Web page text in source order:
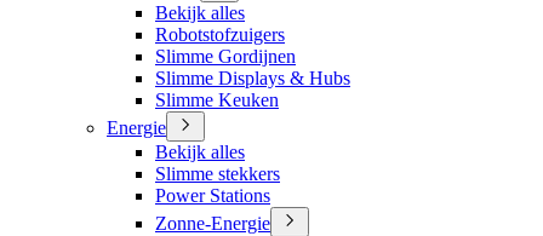
Bekijk alles
Robotstofzuigers
Slimme Gordijnen
Slimme Displays & Hubs
Slimme Keuken
Energie
Bekijk alles
Slimme stekkers
Power Stations
Zonne-Energie